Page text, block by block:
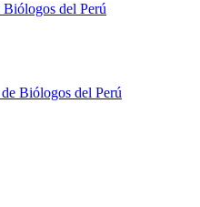
del Perú
Biólogos del Perú